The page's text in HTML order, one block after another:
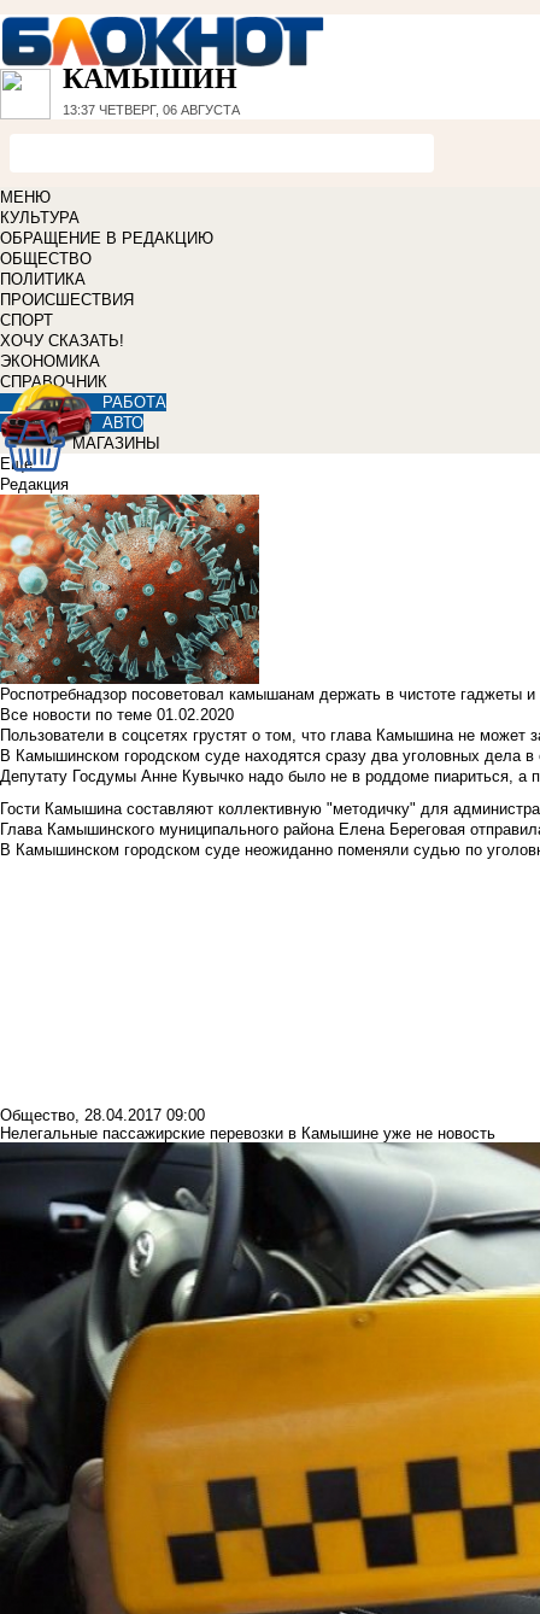
КАМЫШИН
13:37 ЧЕТВЕРГ, 06 АВГУСТА
МЕНЮ
КУЛЬТУРА
ОБРАЩЕНИЕ В РЕДАКЦИЮ
ОБЩЕСТВО
ПОЛИТИКА
ПРОИСШЕСТВИЯ
СПОРТ
ХОЧУ СКАЗАТЬ!
ЭКОНОМИКА
СПРАВОЧНИК
РАБОТА
АВТО
МАГАЗИНЫ
Еще
Редакция
Роспотребнадзор посоветовал камышанам держать в чистоте гаджеты
Все новости по теме 01.02.2020
Пользователи в соцсетях грустят о том, что глава Камышина не может
В Камышинском городском суде находятся сразу два уголовных дела
Депутату Госдумы Анне Кувычко надо было не в роддоме пиариться, а
Гости Камышина составляют коллективную "методичку" для
Глава Камышинского муниципального района Елена Береговая
В Камышинском городском суде неожиданно поменяли судью по
Общество, 28.04.2017 09:00
Нелегальные пассажирские перевозки в Камышине уже не новость